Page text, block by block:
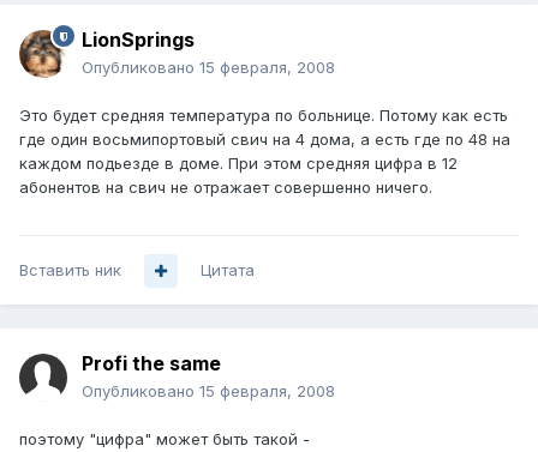
LionSprings
Опубликовано 15 февраля, 2008
Это будет средняя температура по больнице. Потому как есть
где один восьмипортовый свич на 4 дома, а есть где по 48 на
каждом подьезде в доме. При этом средняя цифра в 12
абонентов на свич не отражает совершенно ничего.
Вставить ник Цитата
Profi the same
Опубликовано 15 февраля, 2008
поэтому "цифра" может быть такой -